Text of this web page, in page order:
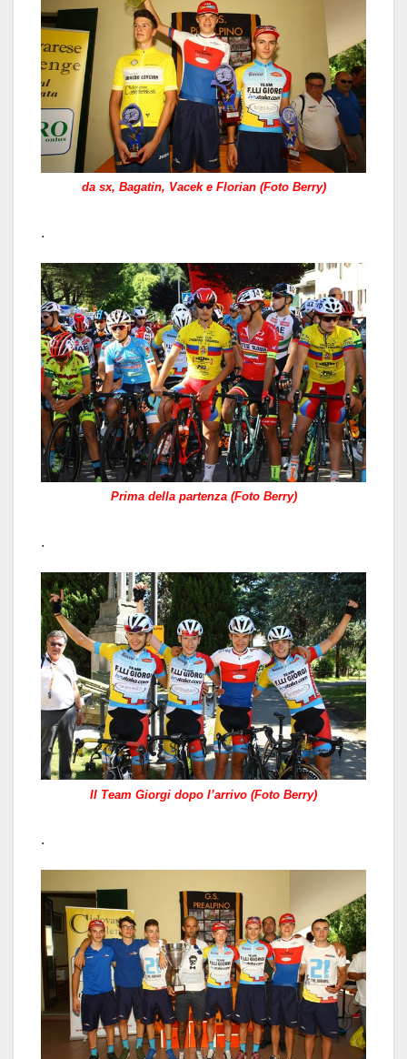
da sx, Bagatin, Vacek e Florian (Foto Berry)
.
Prima della partenza (Foto Berry)
.
Il Team Giorgi dopo l’arrivo (Foto Berry)
.